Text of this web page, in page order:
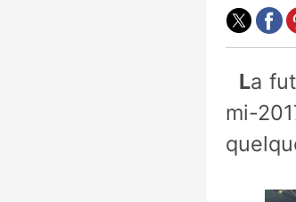
La future enceinte des Falcons d'Atlanta ne devrait pas être livrée avant
mi-